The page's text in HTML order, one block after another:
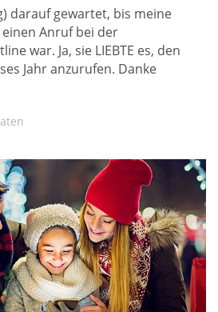
darauf gewartet, bis meine
Anruf bei der
war. Ja, sie LIEBTE es, den
Jahr anzurufen. Danke